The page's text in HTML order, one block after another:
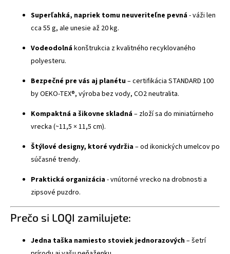
Superľahká, napriek tomu neuveriteľne pevná- váži len
cca 55 g, ale unesie až 20 kg.
Vodeodolnákonštrukcia z kvalitného recyklovaného
polyesteru.
Bezpečné pre vás aj planétu– certifikácia STANDARD 100
by OEKO-TEX®, výroba bez vody, CO2 neutralita.
Kompaktná a šikovne skladná– zloží sa do miniatúrneho
vrecka (~11,5 × 11,5 cm).
Štýlové designy, ktoré vydržia– od ikonických umelcov po
súčasné trendy.
Praktická organizácia- vnútorné vrecko na drobnosti a
zipsové puzdro.
Prečo si LOQI zamilujete:
Jedna taška namiesto stoviek jednorazových– šetrí